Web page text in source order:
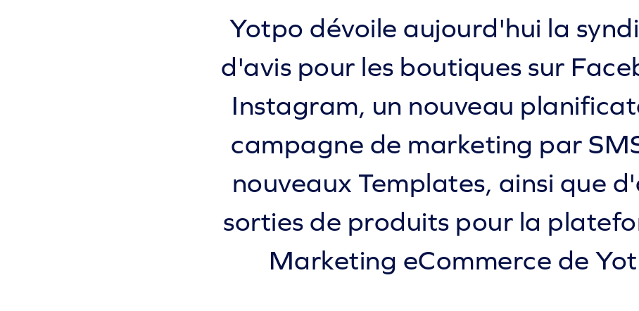
Yotpo dévoile aujourd'hui la
d'avis pour les boutiques sur
Instagram, un nouveau
campagne de marketing par
nouveaux Templates, ainsi que
sorties de produits pour la
Marketing eCommerce de